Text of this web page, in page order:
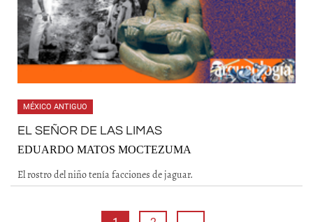
MÉXICO ANTIGUO
EL SEÑOR DE LAS LIMAS
EDUARDO MATOS MOCTEZUMA
El rostro del niño tenía facciones de jaguar.